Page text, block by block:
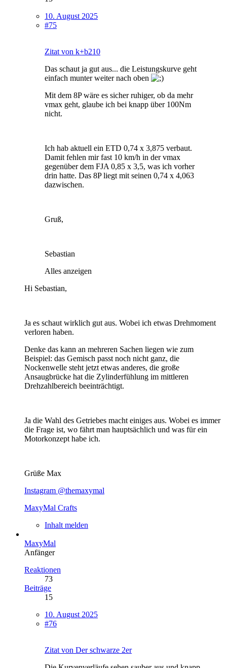
10. August 2025
#75
Zitat von k+b210
Das schaut ja gut aus... die Leistungskurve geht
einfach munter weiter nach oben
Mit dem 8P wäre es sicher ruhiger, ob da mehr
vmax geht, glaube ich bei knapp über 100Nm
nicht.
Ich hab aktuell ein ETD 0,74 x 3,875 verbaut.
Damit fehlen mir fast 10 km/h in der vmax
gegenüber dem FJA 0,85 x 3,5, was ich vorher
drin hatte. Das 8P liegt mit seinen 0,74 x 4,063
dazwischen.
Gruß,
Sebastian
Alles anzeigen
Hi Sebastian,
Ja es schaut wirklich gut aus. Wobei ich etwas Drehmoment
verloren haben.
Denke das kann an mehreren Sachen liegen wie zum
Beispiel: das Gemisch passt noch nicht ganz, die
Nockenwelle steht jetzt etwas anderes, die große
Ansaugbrücke hat die Zylinderfühlung im mittleren
Drehzahlbereich beeinträchtigt.
Ja die Wahl des Getriebes macht einiges aus. Wobei es immer
die Frage ist, wo fährt man hauptsächlich und was für ein
Motorkonzept habe ich.
Grüße Max
Instagram @themaxymal
MaxyMal Crafts
Inhalt melden
MaxyMal
Anfänger
Reaktionen
73
Beiträge
15
10. August 2025
#76
Zitat von Der schwarze 2er